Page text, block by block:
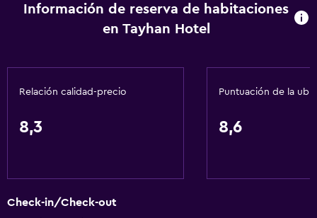
Toallas
Acondicionador
Unidad accesible para personas en silla de ruedas
Información de reserva de habitaciones
en Tayhan Hotel
Relación calidad-precio
8,3
Puntuación de la
8,6
Check-in/Check-out